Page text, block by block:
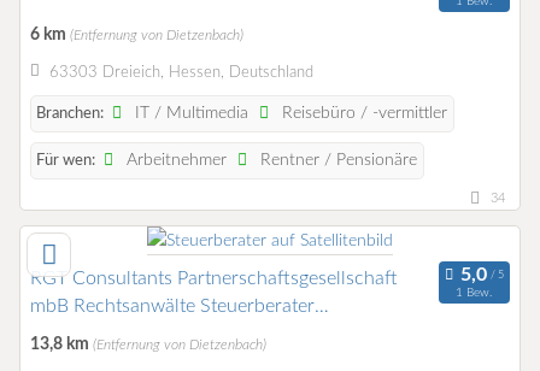
6 km (Entfernung von Dietzenbach)
63303 Dreieich, Hessen, Deutschland
Branchen: IT / Multimedia Reisebüro / -vermittler
Für wen: Arbeitnehmer Rentner / Pensionäre
34
RGT Consultants Partnerschaftsgesellschaft
mbB Rechtsanwälte Steuerberater
Wirtschaftsprüfer
1 Bew.
13,8 km (Entfernung von Dietzenbach)